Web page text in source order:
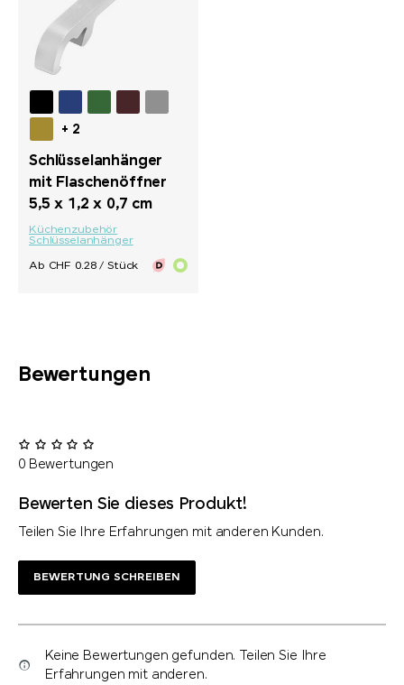
+ 2
Schlüsselanhänger
mit Flaschenöffner
5,5 x 1,2 x 0,7 cm
Küchenzubehör
Schlüsselanhänger
Ab CHF 0.28 / Stück
Bewertungen
0 Bewertungen
Bewerten Sie dieses Produkt!
Teilen Sie Ihre Erfahrungen mit anderen Kunden.
BEWERTUNG SCHREIBEN
Keine Bewertungen gefunden. Teilen Sie Ihre
Erfahrungen mit anderen.